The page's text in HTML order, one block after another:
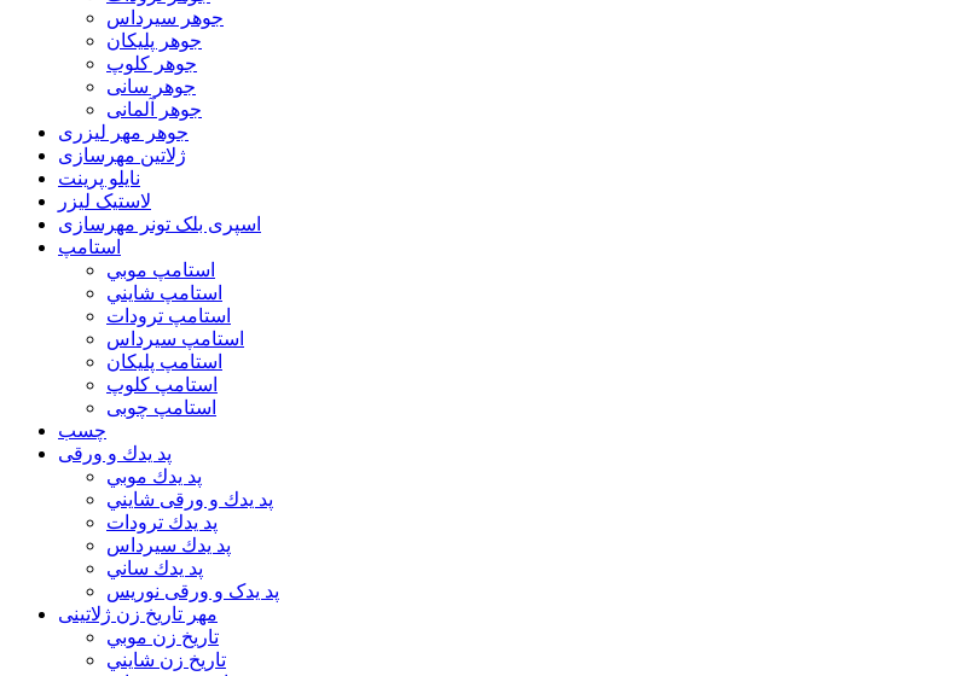
جوهر سيرداس
جوهر پلیکان
جوهر کلوپ
جوهر سانی
جوهر آلمانی
جوهر مهر لیزری
ژلاتين مهرسازی
نایلو پرینت
لاستیک لیزر
اسپری بلک تونر مهرسازی
استامپ
استامپ موبي
استامپ شايني
استامپ ترودات
استامپ سيرداس
استامپ پلیکان
استامپ کلوپ
استامپ چوبی
چسب
پد يدك و ورقی
پد يدك موبي
پد يدك و ورقی شايني
پد يدك ترودات
پد يدك سيرداس
پد يدك ساني
پد یدک و ورقی نوریس
مهر تاريخ زن ژلاتینی
تاريخ زن موبي
تاريخ زن شايني